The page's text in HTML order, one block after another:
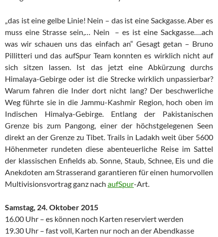
„das ist eine gelbe Linie! Nein – das ist eine Sackgasse. Aber es
muss eine Strasse sein,… Nein – es ist eine Sackgasse….ach
was wir schauen uns das einfach an“ Gesagt getan – Bruno
Pillitteri und das aufSpur Team konnten es wirklich nicht auf
sich sitzen lassen. Ist das jetzt eine Abkürzung durchs
Himalaya-Gebirge oder ist die Strecke wirklich unpassierbar?
Warum fahren die Inder dort nicht lang? Der beschwerliche
Weg führte sie in die Jammu-Kashmir Region, hoch oben im
Indischen Himalya-Gebirge. Entlang der Pakistanischen
Grenze bis zum Pangong, einer der höchstgelegenen Seen
direkt an der Grenze zu Tibet. Trails in Ladakh weit über 5600
Höhenmeter rundeten diese abenteuerliche Reise im Sattel
der klassischen Enfields ab. Sonne, Staub, Schnee, Eis und die
Anekdoten am Strasserand garantieren für einen humorvollen
Multivisionsvortrag ganz nach aufSpur-Art.
Samstag, 24. Oktober 2015
16.00 Uhr – es können noch Karten reserviert werden
19.30 Uhr – fast voll, Karten nur noch an der Abendkasse